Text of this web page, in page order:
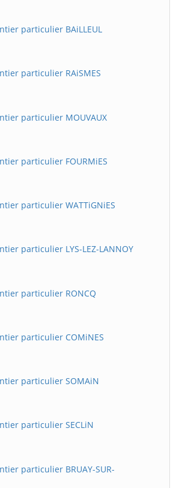
particulier BAiLLEUL
particulier RAiSMES
particulier MOUVAUX
particulier FOURMiES
particulier WATTiGNiES
particulier LYS-LEZ-LANNOY
particulier RONCQ
particulier COMiNES
particulier SOMAiN
particulier SECLiN
particulier BRUAY-SUR-